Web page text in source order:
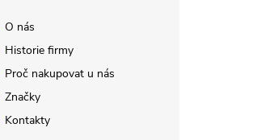
O nás
Historie firmy
Proč nakupovat u nás
Značky
Kontakty